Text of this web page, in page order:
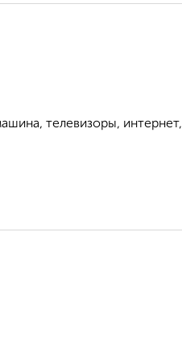
телевизоры, интернет,